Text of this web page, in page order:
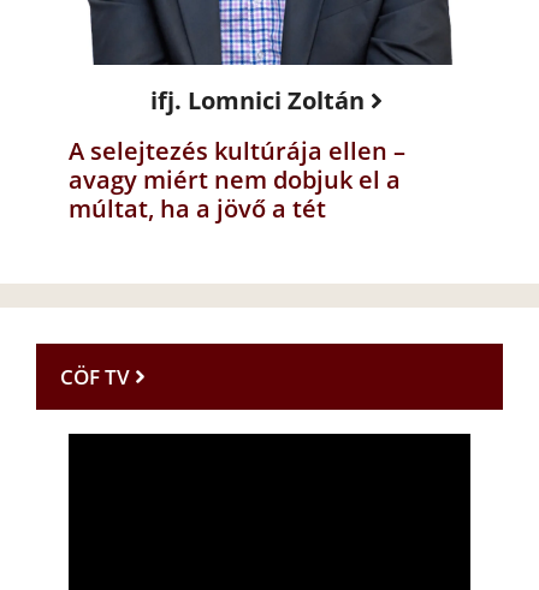
ifj. Lomnici Zoltán
A selejtezés kultúrája ellen –
avagy miért nem dobjuk el a
múltat, ha a jövő a tét
CÖF TV